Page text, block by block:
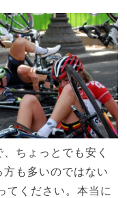
ちょっとでも安く
も多いのではない
てください。本当に